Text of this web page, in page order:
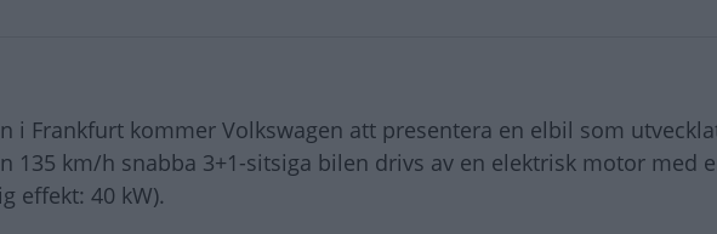
i Frankfurt kommer Volkswagen att presentera en elbil som
135 km/h snabba 3+1-sitsiga bilen drivs av en elektrisk motor med
effekt: 40 kW).